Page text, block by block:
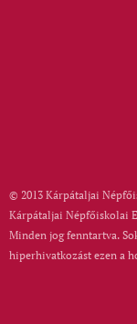
© 2013 Kárpátaljai
Kárpátaljai Népfőiskolai
Minden jog fenntartva.
hiperhivatkozást ezen a